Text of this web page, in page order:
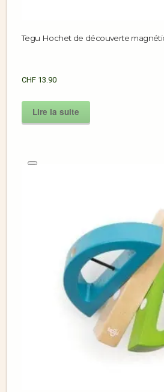
Tegu Hochet de découverte
CHF 13.90
Lire la suite